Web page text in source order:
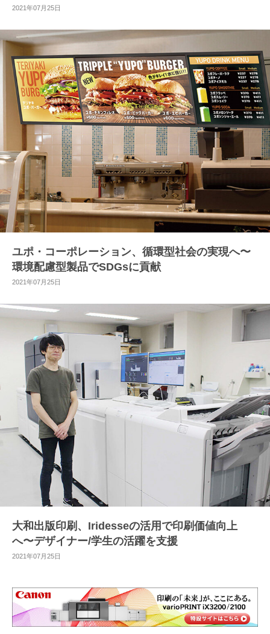
2021年07月25日
ユポ・コーポレーション、循環型社会の実現へ〜
環境配慮型製品でSDGsに貢献
2021年07月25日
大和出版印刷、Iridesseの活用で印刷価値向上
へ〜デザイナー/学生の活躍を支援
2021年07月25日